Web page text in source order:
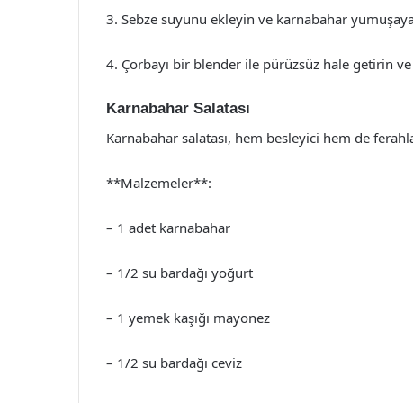
3. Sebze suyunu ekleyin ve karnabahar
4. Çorbayı bir blender ile pürüzsüz hale getirin
Karnabahar Salatası
Karnabahar salatası, hem besleyici hem de
**Malzemeler**:
– 1 adet karnabahar
– 1/2 su bardağı yoğurt
– 1 yemek kaşığı mayonez
– 1/2 su bardağı ceviz